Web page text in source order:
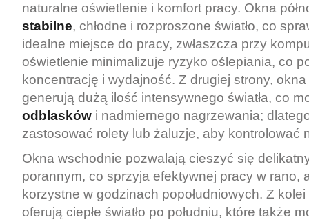
naturalne oświetlenie i komfort pracy. Okna
stabilne, chłodne i rozproszone światło, co
idealne miejsce do pracy, zwłaszcza przy
oświetlenie minimalizuje ryzyko oślepiania, co
koncentrację i wydajność. Z drugiej strony, okna
generują dużą ilość intensywnego światła, co
odblasków i nadmiernego nagrzewania;
zastosować rolety lub żaluzje, aby kontrolować
Okna wschodnie pozwalają cieszyć się
porannym, co sprzyja efektywnej pracy w rano,
korzystne w godzinach popołudniowych. Z
oferują ciepłe światło po południu, które także